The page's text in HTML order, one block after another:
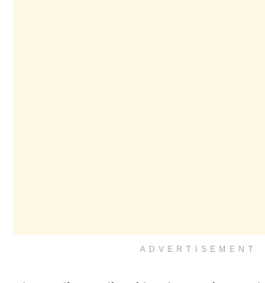
ADVERTISEMENT